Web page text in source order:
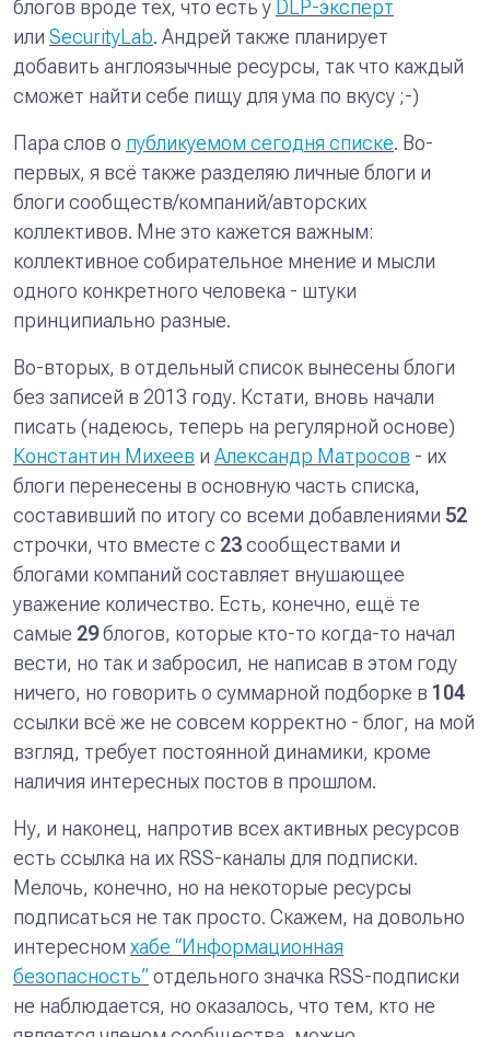
блогов вроде тех, что есть у DLP-эксперт
или SecurityLab. Андрей также планирует
добавить англоязычные ресурсы, так что каждый
сможет найти себе пищу для ума по вкусу ;-)
Пара слов о публикуемом сегодня списке. Во-
первых, я всё также разделяю личные блоги и
блоги сообществ/компаний/авторских
коллективов. Мне это кажется важным:
коллективное собирательное мнение и мысли
одного конкретного человека - штуки
принципиально разные.
Во-вторых, в отдельный список вынесены блоги
без записей в 2013 году. Кстати, вновь начали
писать (надеюсь, теперь на регулярной основе)
Константин Михеев и Александр Матросов - их
блоги перенесены в основную часть списка,
составивший по итогу со всеми добавлениями 52
строчки, что вместе с 23сообществами и
блогами компаний составляет внушающее
уважение количество. Есть, конечно, ещё те
самые 29блогов, которые кто-то когда-то начал
вести, но так и забросил, не написав в этом году
ничего, но говорить о суммарной подборке в 104
ссылки всё же не совсем корректно - блог, на мой
взгляд, требует постоянной динамики, кроме
наличия интересных постов в прошлом.
Ну, и наконец, напротив всех активных ресурсов
есть ссылка на их RSS-каналы для подписки.
Мелочь, конечно, но на некоторые ресурсы
подписаться не так просто. Скажем, на довольно
интересном хабе “Информационная
безопасность” отдельного значка RSS-подписки
не наблюдается, но оказалось, что тем, кто не